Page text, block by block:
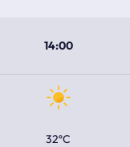
14:00
32ºC